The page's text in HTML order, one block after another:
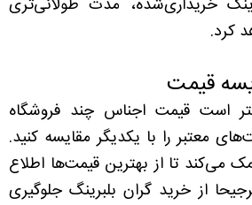
خریداری‌شده، مدت طولانی‌تری
کرد.
قیمت
است قیمت اجناس چند فروشگاه
معتبر را با یکدیگر مقایسه کنید.
می‌کند تا از بهترین قیمت‌ها اطلاع
از خرید گران‌ بلبرینگ جلوگیری